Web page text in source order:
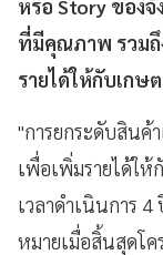
หรือ Story ของ
ที่มีคุณภาพ รวมถึ
รายได้ให้กับเกษ
"การยกระดับสินค้า
เพื่อเพิ่มรายได้ให้
เวลาดำเนินการ
หมายเมื่อสิ้นสุดโค